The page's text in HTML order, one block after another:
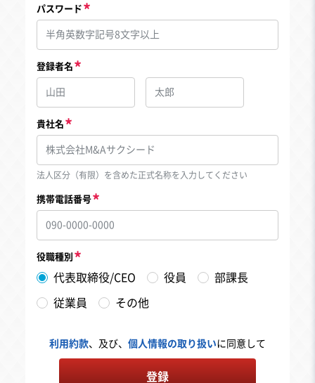
パスワード
登録者名
貴社名
法人区分（有限）を含めた正式名称を入力してください
携帯電話番号
役職種別
代表取締役/CEO 役員 部課長
従業員 その他
利用約款、及び、 個人情報の取り扱いに同意して
登録